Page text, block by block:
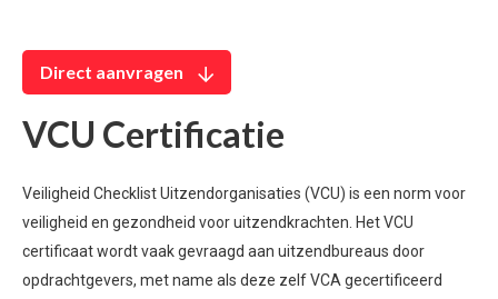
Direct aanvragen
VCU Certificatie
Veiligheid Checklist Uitzendorganisaties (VCU) is een norm voor
veiligheid en gezondheid voor uitzendkrachten. Het VCU
certificaat wordt vaak gevraagd aan uitzendbureaus door
opdrachtgevers, met name als deze zelf VCA gecertificeerd